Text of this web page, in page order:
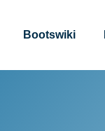
Bootswiki